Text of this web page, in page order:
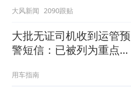
大风新闻 2090跟贴
大批无证司机收到运管预
警短信：已被列为重点查
注销账号
用车指南